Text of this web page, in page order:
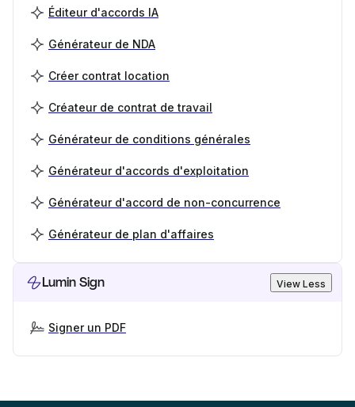
Éditeur d'accords IA
Générateur de NDA
Créer contrat location
Créateur de contrat de travail
Générateur de conditions générales
Générateur d'accords d'exploitation
Générateur d'accord de non-concurrence
Générateur de plan d'affaires
Lumin Sign View Less
Signer un PDF